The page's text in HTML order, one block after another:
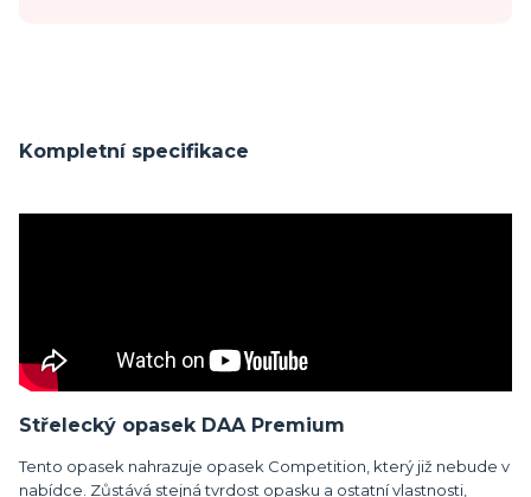
Kompletní specifikace
Střelecký opasek DAA Premium
Tento opasek nahrazuje opasek Competition, který již nebude v
nabídce. Zůstává stejná tvrdost opasku a ostatní vlastnosti,